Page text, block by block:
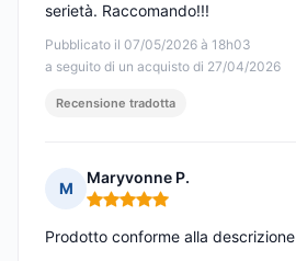
Pubblicato il 07/05/2026 à 18h03
a seguito di un acquisto di 27/04/2026
serietà. Raccomando!!!
Recensione tradotta
M
Maryvonne P.
Nota: 5 su 5
Prodotto conforme alla descrizione